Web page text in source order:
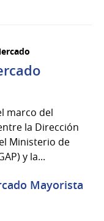
marco del
la Dirección
Ministerio de
y la...
Mayorista